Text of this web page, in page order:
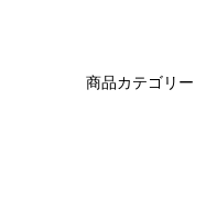
商品カテゴリー